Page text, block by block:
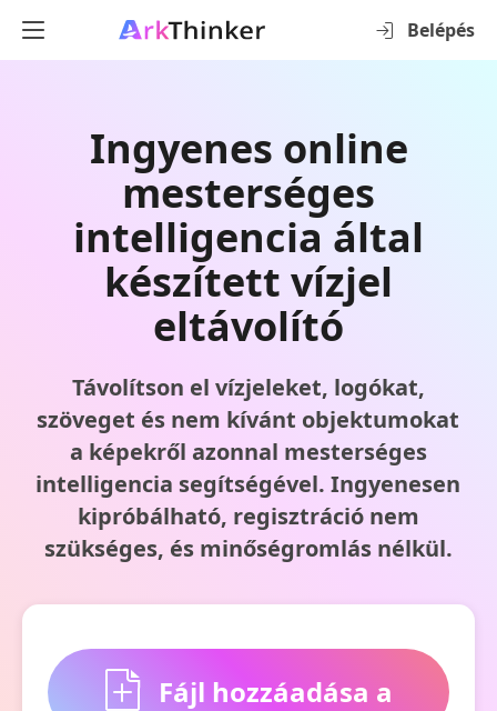
Belépés
Ingyenes online
mesterséges
intelligencia által
készített vízjel
eltávolító
Távolítson el vízjeleket, logókat,
szöveget és nem kívánt objektumokat
a képekről azonnal mesterséges
intelligencia segítségével. Ingyenesen
kipróbálható, regisztráció nem
szükséges, és minőségromlás nélkül.
Fájl hozzáadása a